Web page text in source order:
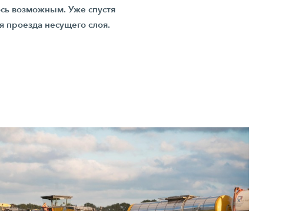
возможным. Уже спустя
проезда несущего слоя.